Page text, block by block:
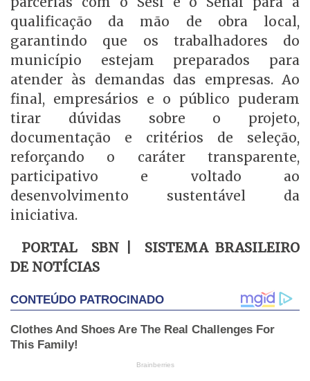
qualificação da mão de obra local,
garantindo que os trabalhadores do
município estejam preparados para
atender às demandas das empresas. Ao
final, empresários e o público puderam
tirar dúvidas sobre o projeto,
documentação e critérios de seleção,
reforçando o caráter transparente,
participativo e voltado ao
desenvolvimento sustentável da
iniciativa.
PORTAL SBN | SISTEMA BRASILEIRO
DE NOTÍCIAS